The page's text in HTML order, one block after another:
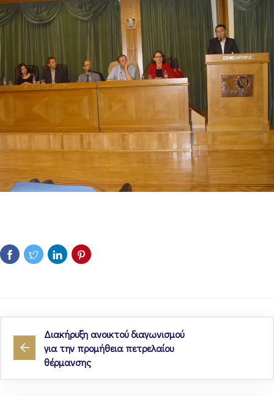
Διακήρυξη ανοικτού διαγωνισμού
για την προμήθεια πετρελαίου
θέρμανσης